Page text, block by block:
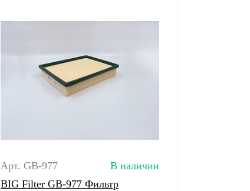
Арт. GB-977
В наличии
BIG Filter GB-977 Фильтр